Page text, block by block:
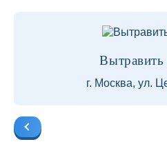
Вытравить
г. Москва, ул.